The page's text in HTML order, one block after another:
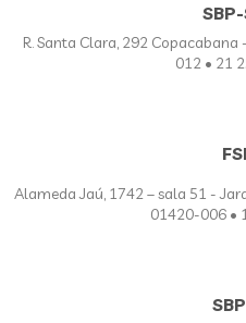
R. Santa Clara, 292 Copacabana
012 • 21
Alameda Jaú, 1742 – sala 51 -
01420-006 •